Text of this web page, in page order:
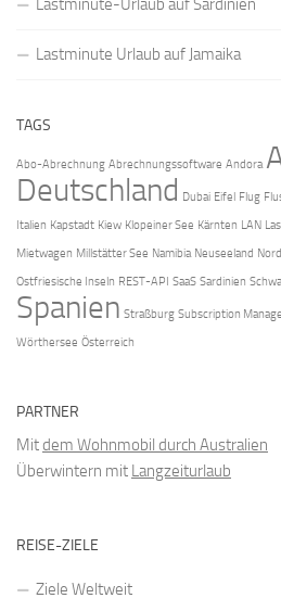
Lastminute-Urlaub auf Sardinien
Lastminute Urlaub auf Jamaika
TAGS
Abo-Abrechnung Abrechnungssoftware Andora
Deutschland Dubai Eifel Flug
Italien Kapstadt Kiew Klopeiner See Kärnten LAN
Mietwagen Millstätter See Namibia Neuseeland
Ostfriesische Inseln REST-API SaaS Sardinien
Spanien Straßburg Subscription
Wörthersee Österreich
PARTNER
Mitdem Wohnmobil durch Australien
Überwintern mit Langzeiturlaub
REISE-ZIELE
Ziele Weltweit